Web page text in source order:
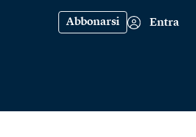
Abbonarsi Entra